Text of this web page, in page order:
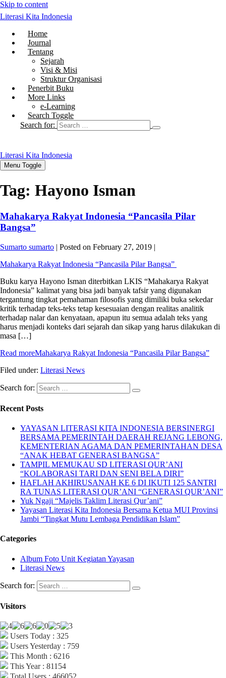
Skip to content
Literasi Kita Indonesia
Home
Journal
Tentang
Sejarah
Visi & Misi
Struktur Organisasi
Penerbit Buku
More Links
e-Learning
Search Toggle
Search for:
Literasi Kita Indonesia
Menu Toggle
Tag: Hayono Isman
Mahakarya Rakyat Indonesia “Pancasila Pilar
Bangsa”
Sumarto sumarto | Posted on February 27, 2019 |
Mahakarya Rakyat Indonesia “Pancasila Pilar Bangsa”
Buku karya Hayono Isman diterbitkan LKIS “Mahakarya Rakyat
Indonesia” kalimat yang bisa jadi banyak tafsir yang digunakan
tergantung tingkat pemahaman filosofis yang dimiliki buka sekedar
kritik terhadap teks-teks tetap kesesuaian dengan realitas analitik
terhadap nalar dan kenyataan, apapun itu semua adalah teks yang
harus menjadi konteks dari sejarah dan sikap yang harus dilakukan di
masa […]
Read moreMahakarya Rakyat Indonesia “Pancasila Pilar Bangsa”
Filed under: Literasi News
Search for:
Recent Posts
YAYASAN LITERASI KITA INDONESIA BERSINERGI
BERSAMA PEMERINTAH DAERAH REJANG LEBONG,
KEMENTERIAN AGAMA DAN PEMERINTAHAN DESA
“ANAK HEBAT GENERASI BANGSA”
TAMPIL MEMUKAU SD LITERASI QUR’ANI
“KOLABORASI TARI DAN SENI BELA DIRI”
HAFLAH AKHIRUSANAH KE 6 DI IKUTI 125 SANTRI
RA TUNAS LITERASI QUR’ANI “GENERASI QUR’ANI”
Yuk Ngaji “Majelis Taklim Literasi Qur’ani”
Yayasan Literasi Kita Indonesia Bersama Ketua MUI Provinsi
Jambi “Tingkat Mutu Lembaga Pendidikan Islam”
Categories
Album Foto Unit Kegiatan Yayasan
Literasi News
Search for:
Visitors
Users Today : 325
Users Yesterday : 759
This Month : 6216
This Year : 81154